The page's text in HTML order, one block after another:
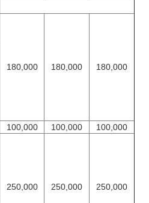
180,000 180,000 180,000
100,000 100,000 100,000
250,000 250,000 250,000